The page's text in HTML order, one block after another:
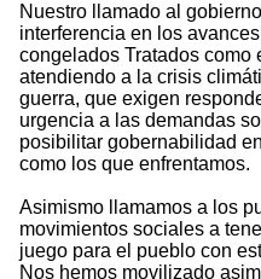
Nuestro llamado al
interferencia en los
congelados Tratados como
atendiendo a la crisis
guerra, que exigen
urgencia a las demandas
posibilitar gobernabilidad
como los que enfrentamos.
Asimismo llamamos a los
movimientos sociales a
juego para el pueblo con
Nos hemos movilizado